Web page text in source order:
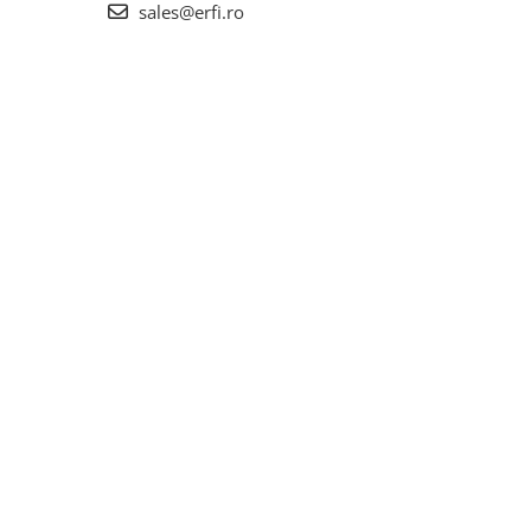
sales@erfi.ro